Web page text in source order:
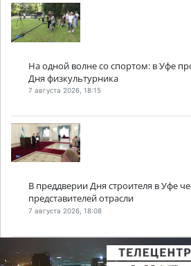
На одной волне со спортом: в Уфе
Дня физкультурника
7 августа 2026, 18:15
В преддверии Дня строителя в Уфе
представителей отрасли
7 августа 2026, 18:08